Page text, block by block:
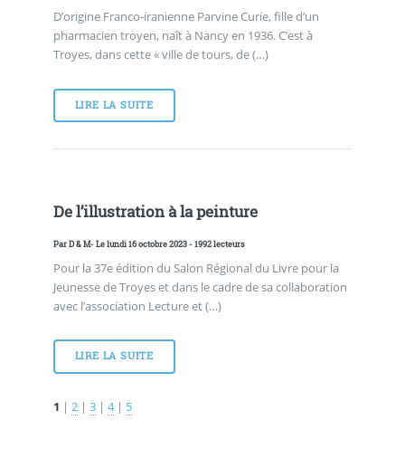
D’origine Franco-iranienne Parvine Curie, fille d’un
pharmacien troyen, naît à Nancy en 1936. C’est à
Troyes, dans cette « ville de tours, de (…)
LIRE LA SUITE
De l’illustration à la peinture
ParD & M- Le lundi 16 octobre 2023 - 1992 lecteurs
Pour la 37e édition du Salon Régional du Livre pour la
Jeunesse de Troyes et dans le cadre de sa collaboration
avec l’association Lecture et (…)
LIRE LA SUITE
1 | 2| 3| 4| 5